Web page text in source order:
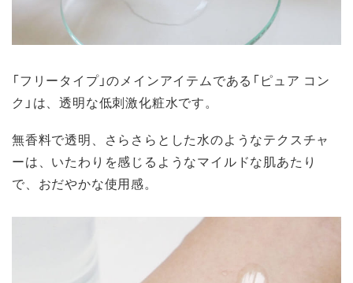
「フリータイプ」のメインアイテムである「ピュア コン
ク」は、透明な低刺激化粧水です。
無香料で透明、さらさらとした水のようなテクスチャ
ーは、いたわりを感じるようなマイルドな肌あたり
で、おだやかな使用感。